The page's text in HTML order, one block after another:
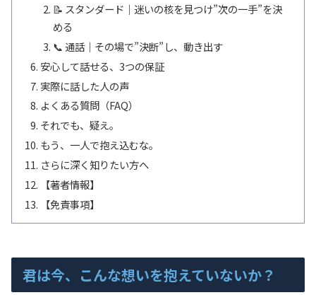
📝 スタンダード｜迷いの核を見つけ”次の一手”を決
める
📞 通話｜その場で”決断”し、動き出す
安心して話せる、3つの保証
実際に話した人の声
よくある質問（FAQ）
それでも、疑え。
もう、一人で抱え込むな。
さらに深く知りたい方へ
【著者情報】
【免責事項】
君は今、こんな想いを抱えていないか？